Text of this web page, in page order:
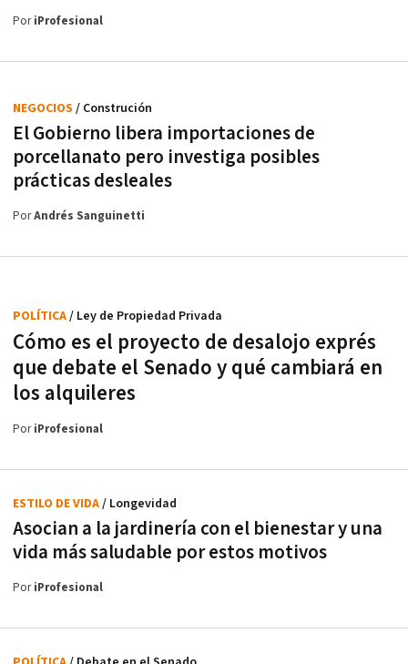
PoriProfesional
El Gobierno libera importaciones de
porcellanato pero investiga posibles
prácticas desleales
NEGOCIOS / Construción
PorAndrés Sanguinetti
Cómo es el proyecto de desalojo exprés
que debate el Senado y qué cambiará en
los alquileres
POLÍTICA/ Ley de Propiedad Privada
PoriProfesional
Asocian a la jardinería con el bienestar y una
vida más saludable por estos motivos
ESTILO DE VIDA/ Longevidad
PoriProfesional